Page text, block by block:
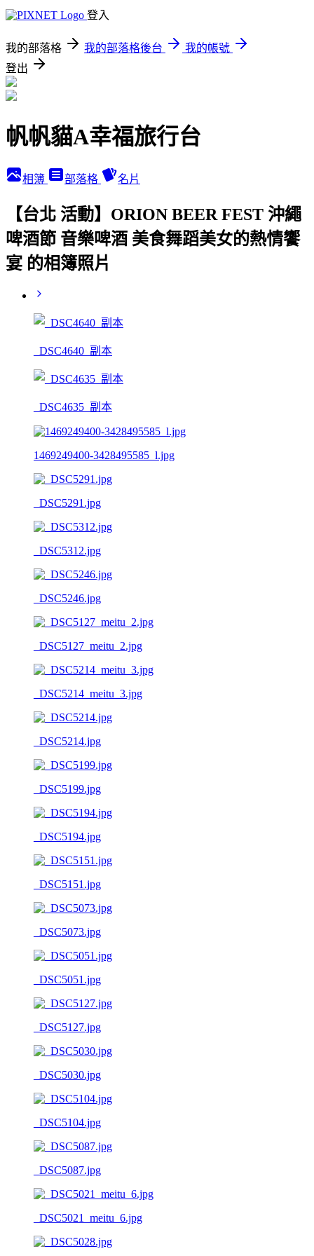
登入
我的部落格 我的部落格後台
我的帳號
登出
帆帆貓A幸福旅行台
相簿 部落格 名片
【台北 活動】ORION BEER FEST 沖繩
啤酒節 音樂啤酒 美食舞蹈美女的熱情饗
宴 的相簿照片
_DSC4640_副本
_DSC4635_副本
1469249400-3428495585_l.jpg
_DSC5291.jpg
_DSC5312.jpg
_DSC5246.jpg
_DSC5127_meitu_2.jpg
_DSC5214_meitu_3.jpg
_DSC5214.jpg
_DSC5199.jpg
_DSC5194.jpg
_DSC5151.jpg
_DSC5073.jpg
_DSC5051.jpg
_DSC5127.jpg
_DSC5030.jpg
_DSC5104.jpg
_DSC5087.jpg
_DSC5021_meitu_6.jpg